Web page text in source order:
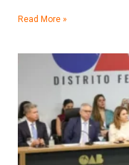
Read More »